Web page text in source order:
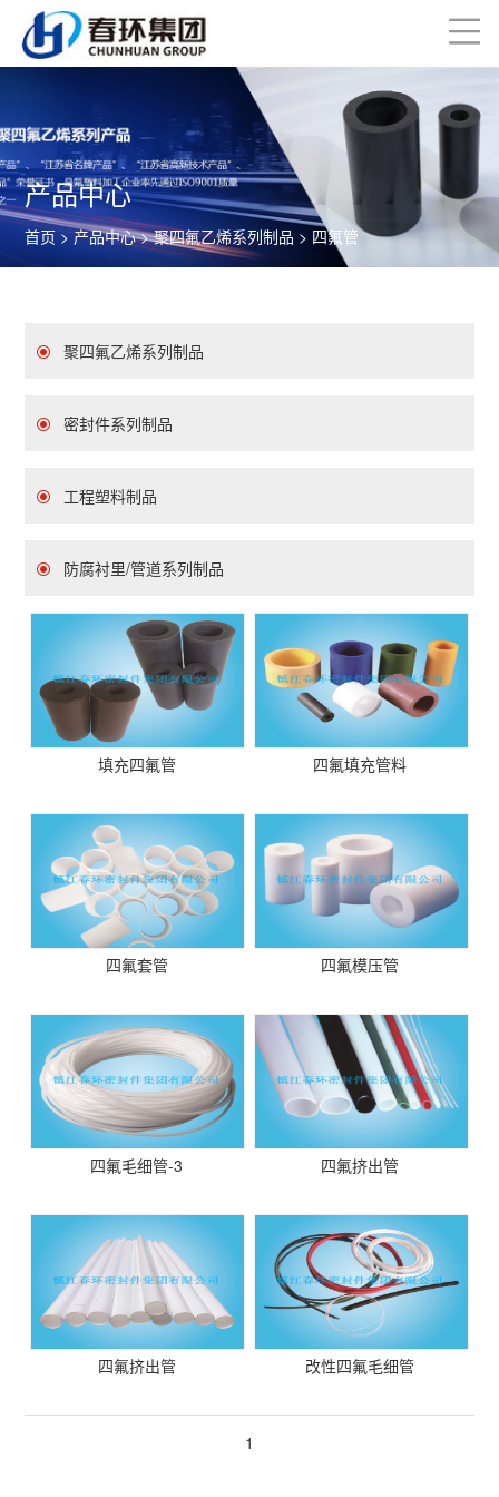
产品中心
首页 > 产品中心>聚四氟乙烯系列制品 > 四氟管
聚四氟乙烯系列制品
密封件系列制品
工程塑料制品
防腐衬里/管道系列制品
填充四氟管 四氟填充管料
四氟套管 四氟模压管
四氟毛细管-3 四氟挤出管
四氟挤出管 改性四氟毛细管
1